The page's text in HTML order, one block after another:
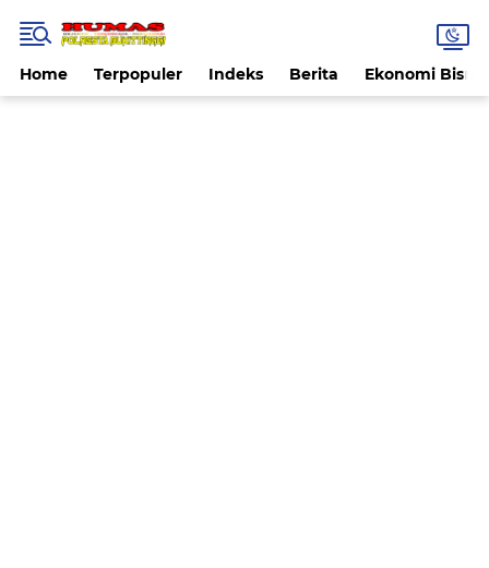
Home Terpopuler Indeks Berita Ekonomi Bisnis